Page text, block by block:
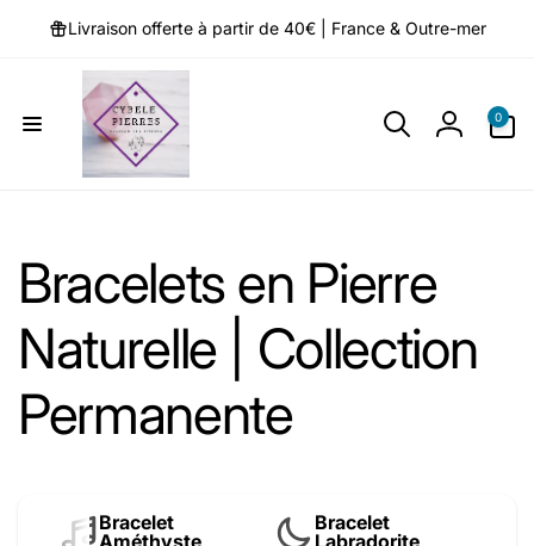
passer Livraison offerte à partir de 40€ | France & Outre-mer
0
0 article
Bracelets en Pierre
Naturelle | Collection
Permanente
Bracelet
Améthyste
Bracelet
Labradorite